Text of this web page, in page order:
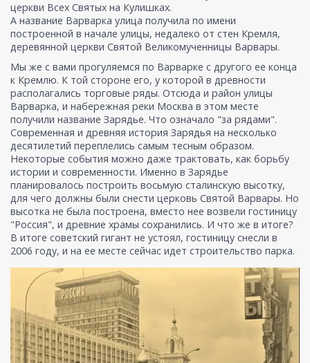
церкви Всех Святых на Кулишках.
А название Варварка улица получила по имени
построенной в начале улицы, недалеко от стен Кремля,
деревянной церкви Святой Великомученницы Варвары.
Мы же с вами прогуляемся по Варварке с другого ее конца
к Кремлю. К той стороне его, у которой в древности
располагались торговые ряды. Отсюда и район улицы
Варварка, и набережная реки Москва в этом месте
получили название Зарядье. Что означало "за рядами".
Современная и древняя история Зарядья на несколько
десятилетий переплелись самым тесным образом.
Некоторые события можно даже трактовать, как борьбу
истории и современности. Именно в Зарядье
планировалось построить восьмую сталинскую высотку,
для чего должны были снести церковь Святой Варвары. Но
высотка не была построена, вместо нее возвели гостиницу
"Россия", и древние храмы сохранились. И что же в итоге?
В итоге советский гигант не устоял, гостиницу снесли в
2006 году, и на ее месте сейчас идет строительство парка.